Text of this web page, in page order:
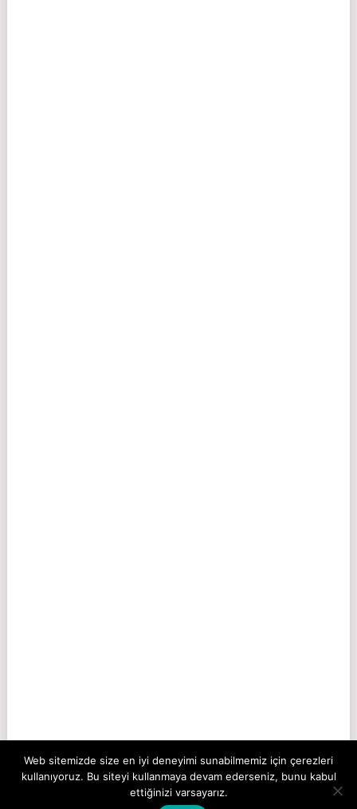
COPYRIGHT © 2026SORUYURDU
Web sitemizde size en iyi deneyimi sunabilmemiz için çerezleri
kullanıyoruz. Bu siteyi kullanmaya devam ederseniz, bunu kabul
ettiğinizi varsayarız.